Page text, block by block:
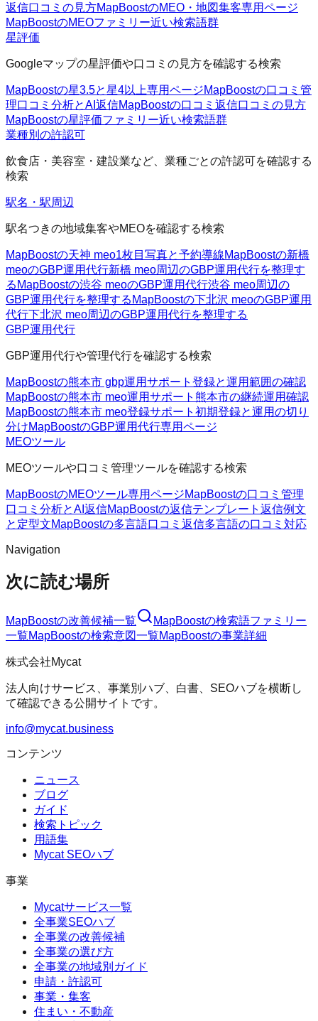
返信口コミの見方MapBoostのMEO・地図集客専用ページ
MapBoostのMEOファミリー近い検索語群
星評価
Googleマップの星評価や口コミの見方を確認する検索
MapBoostの星3.5と星4以上専用ページMapBoostの口コミ管
理口コミ分析とAI返信MapBoostの口コミ返信口コミの見方
MapBoostの星評価ファミリー近い検索語群
業種別の許認可
飲食店・美容室・建設業など、業種ごとの許認可を確認する
検索
駅名・駅周辺
駅名つきの地域集客やMEOを確認する検索
MapBoostの天神 meo1枚目写真と予約導線MapBoostの新橋
meoのGBP運用代行新橋 meo周辺のGBP運用代行を整理す
る MapBoostの渋谷 meoのGBP運用代行渋谷 meo周辺の
GBP運用代行を整理する MapBoostの下北沢 meoのGBP運用
代行下北沢 meo周辺のGBP運用代行を整理する
GBP運用代行
GBP運用代行や管理代行を確認する検索
MapBoostの熊本市 gbp運用サポート 登録と運用範囲の確認
MapBoostの熊本市 meo運用サポート 熊本市の継続運用確認
MapBoostの熊本市 meo登録サポート 初期登録と運用の切り
分けMapBoostのGBP運用代行専用ページ
MEOツール
MEOツールや口コミ管理ツールを確認する検索
MapBoostのMEOツール専用ページMapBoostの口コミ管理
口コミ分析とAI返信MapBoostの返信テンプレート 返信例文
と定型文MapBoostの多言語口コミ返信多言語の口コミ対応
Navigation
次に読む場所
MapBoostの改善候補一覧 MapBoostの検索語ファミリー
一覧MapBoostの検索意図一覧MapBoostの事業詳細
株式会社Mycat
法人向けサービス、事業別ハブ、白書、SEOハブを横断し
て確認できる公開サイトです。
info@mycat.business
コンテンツ
ニュース
ブログ
ガイド
検索トピック
用語集
Mycat SEOハブ
事業
Mycatサービス一覧
全事業SEOハブ
全事業の改善候補
全事業の選び方
全事業の地域別ガイド
申請・許認可
事業・集客
住まい・不動産